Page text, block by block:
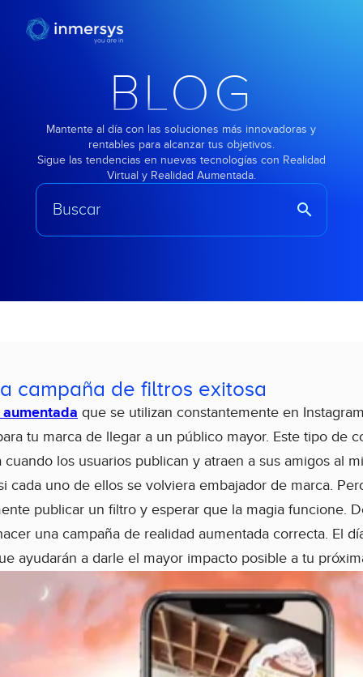
BLOG
Mantente al día con las soluciones más innovadoras y
rentables para alcanzar tus objetivos.
Sigue las tendencias en nuevas tecnologías con Realidad
Virtual y Realidad Aumentada.
search
campaña de filtros exitosa
que se utilizan constantemente en
tu marca de llegar a un público mayor. Este tipo de
los usuarios publican y atraen a sus amigos al
cada uno de ellos se volviera embajador de marca.
publicar un filtro y esperar que la magia funcione.
una campaña de realidad aumentada correcta. El
ayudarán a darle el mayor impacto posible a tu